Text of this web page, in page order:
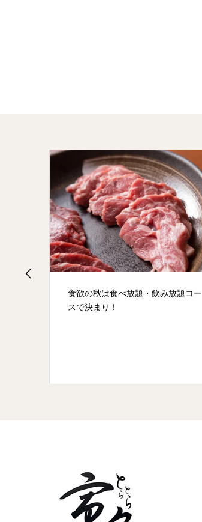
食欲の秋は食べ放題・飲み放題コー
スで決まり！